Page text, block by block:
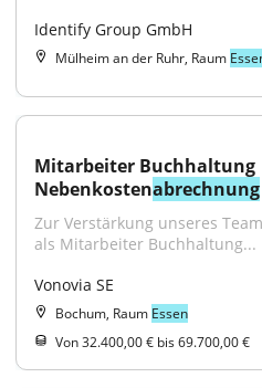
Identify Group GmbH
Mülheim an der Ruhr, Raum
Mitarbeiter Buchhaltung
Nebenkostenabrechnung
Zur Verstärkung unseres
als Mitarbeiter Buchhaltung...
Vonovia SE
Bochum, Raum Essen
Von 32.400,00 € bis 69.700,00 €